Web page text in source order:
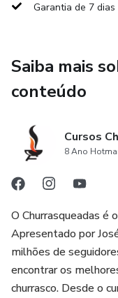
Garantia de 7 dias
Saiba mais
conteúdo
Cursos
8 Ano
O Churrasqueadas é
Apresentado por
milhões de
encontrar os
churrasco. Desde o